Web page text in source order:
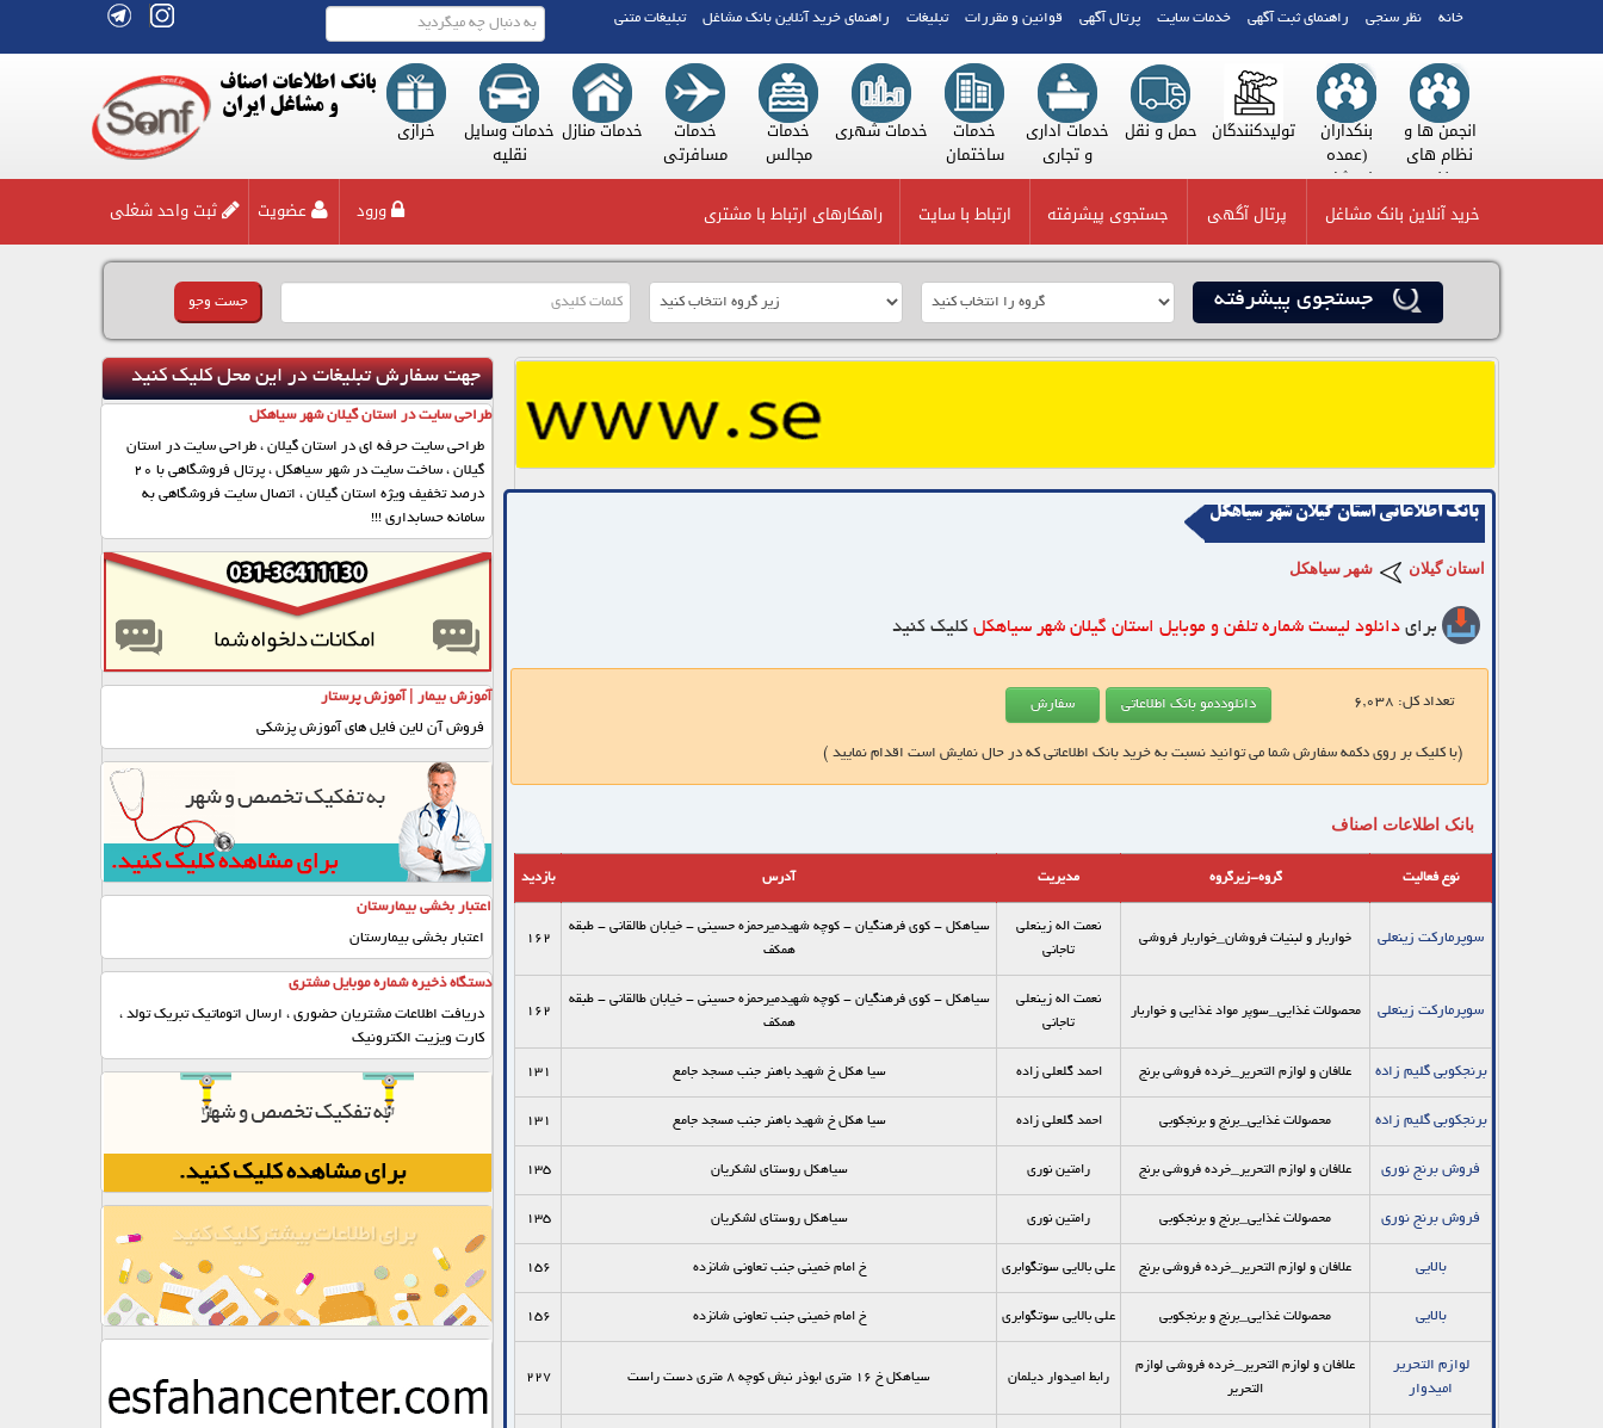
خانه نظر سنجی راهنمای ثبت آگهی خدمات سایت پرتال آگهی قوانین و مقررات تبلیغات راهنمای خرید آنلاین بانک مشاغل تبلیغات متنی
آموزش
انجمن ها و
نظام های
صنفی
بنکداران
فروشان)
تولیدکنندگان حمل و نقل خدمات اداری
و تجاری
خدمات
ساختمان
خدمات شهری
مجالس
خدمات
مسافرتی
خدمات منازل خدمات وسایل
دخانیات
دکوراسیون و
مبلمان
بانک اطلاعات اصناف
و مشاغل ایران
خرید آنلاین بانک مشاغل پرتال آگهی جستجوی پیشرفته ارتباط با سایت راهکارهای ارتباط با مشتری ثبت واحد شغلی عضویت ورود
icon جستجوی پیشرفته
بانک اطلاعاتی استان گیلان شهر سیاهکل
استان گیلان شهر سیاهکل
برای دانلود لیست شماره تلفن و موبایل استان گیلان شهر سیاهکل کلیک کنید
تعداد کل: 6,038
(با کلیک بر روی دکمه سفارش شما می توانید نسبت به خرید بانک اطلاعاتی که در حال نمایش است اقدام نمایید )
بانک اطلاعات اصناف
نوع فعالیت گروه-زیرگروه مدیریت آدرس بازدید
سوپرمارکت زینعلی خواربار و لبنیات فروشان_خواربار فروشي
نعمت اله زینعلی
تاجانی
سیاهکل - کوی فرهنگیان - کوچه شهیدمیرحمزه حسینی - خیابان طالقانی - طبقه
همکف
162
سوپرمارکت زینعلی محصولات غذایی_سوپر مواد غذایی و خواربار
نعمت اله زینعلی
تاجانی
سیاهکل - کوی فرهنگیان - کوچه شهیدمیرحمزه حسینی - خیابان طالقانی - طبقه
همکف
162
برنجکوبی گلیم زاده علافان و لوازم التحریر_خرده فروشي برنج احمد گلعلي زاده سیا هکل خ شهید باهنر جنب مسجد جامع 131
برنجکوبی گلیم زاده محصولات غذایی_برنج و برنجکوبی احمد گلعلي زاده سیا هکل خ شهید باهنر جنب مسجد جامع 131
فروش برنج نوری علافان و لوازم التحریر_خرده فروشي برنج رامتین نوری سیاهکل روستای لشکریان 135
فروش برنج نوری محصولات غذایی_برنج و برنجکوبی رامتین نوری سیاهکل روستای لشکریان 135
بالايي علافان و لوازم التحریر_خرده فروشي برنج علی بالايي سوتگوابری خ امام خمینی جنب تعاونی شانزده 156
بالايي محصولات غذایی_برنج و برنجکوبی علی بالايي سوتگوابری خ امام خمینی جنب تعاونی شانزده 156
لوازم التحریر
امیدوار
علافان و لوازم التحریر_خرده فروشي لوازم
التحرير
رابط امیدوار دیلمان سیاهکل خ 16 متری ابوذر نبش کوچه 8 متری دست راست 227
جهت سفارش تبلیغات در این محل کلیک کنید
طراحی سایت در استان گیلان شهر سیاهکل
طراحی سایت حرفه ای در استان گیلان ، طراحی سایت در استان
گیلان ، ساخت سایت در شهر سیاهکل ، پرتال فروشگاهی با 20
درصد تخفیف ویژه استان گیلان ، اتصال سایت فروشگاهی به
سامانه حسابداری !!!
آموزش بیمار | آموزش پرستار
فروش آن لاین فایل های آموزش پزشکی
اعتبار بخشی بیمارستان
اعتبار بخشی بیمارستان
دستگاه ذخیره شماره موبایل مشتری
دریافت اطلاعات مشتریان حضوری ، ارسال اتوماتیک تبریک تولد ،
کارت ویزیت الکترونیک